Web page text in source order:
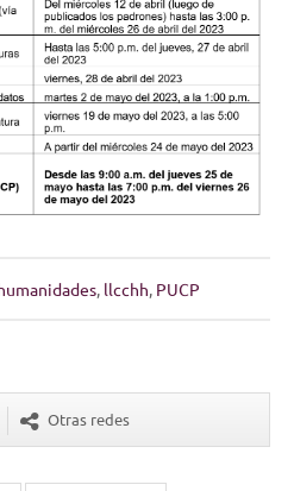
, llcchh, PUCP
Otras redes